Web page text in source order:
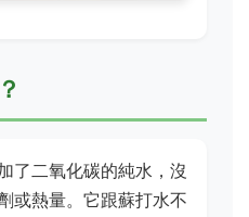
了二氧化碳的純水，沒
或熱量。它跟蘇打水不